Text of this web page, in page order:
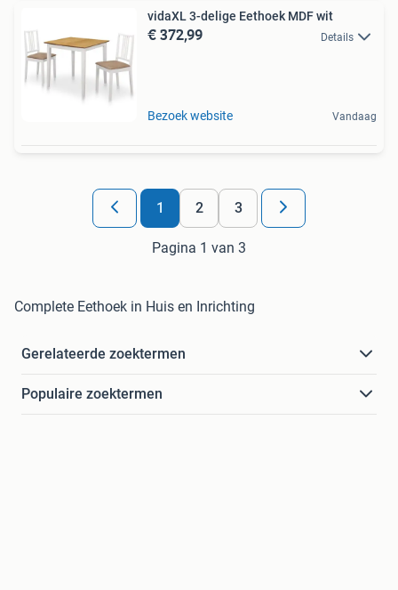
vidaXL 3-delige Eethoek MDF wit
€ 372,99 Details
Bezoek website Vandaag
1 2 3
Pagina 1 van 3
Complete Eethoek in Huis en Inrichting
Gerelateerde zoektermen
Populaire zoektermen